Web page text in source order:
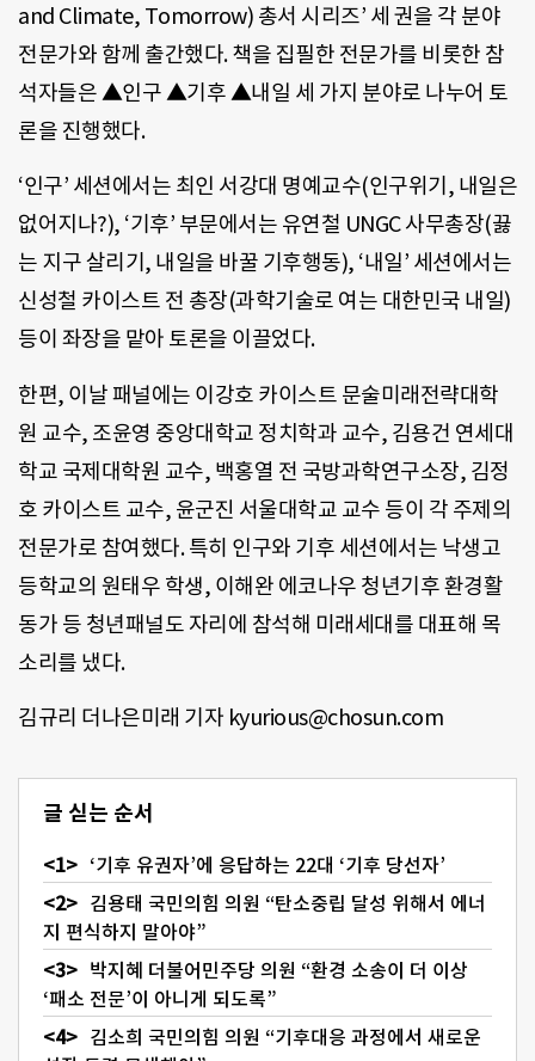
and Climate, Tomorrow) 총서 시리즈’ 세 권을 각 분야
전문가와 함께 출간했다. 책을 집필한 전문가를 비롯한 참
석자들은 ▲인구 ▲기후 ▲내일 세 가지 분야로 나누어 토
론을 진행했다.
‘인구’ 세션에서는 최인 서강대 명예교수(인구위기, 내일은
없어지나?), ‘기후’ 부문에서는 유연철 UNGC 사무총장(끓
는 지구 살리기, 내일을 바꿀 기후행동), ‘내일’ 세션에서는
신성철 카이스트 전 총장(과학기술로 여는 대한민국 내일)
등이 좌장을 맡아 토론을 이끌었다.
한편, 이날 패널에는 이강호 카이스트 문술미래전략대학
원 교수, 조윤영 중앙대학교 정치학과 교수, 김용건 연세대
학교 국제대학원 교수, 백홍열 전 국방과학연구소장, 김정
호 카이스트 교수, 윤군진 서울대학교 교수 등이 각 주제의
전문가로 참여했다. 특히 인구와 기후 세션에서는 낙생고
등학교의 원태우 학생, 이해완 에코나우 청년기후 환경활
동가 등 청년패널도 자리에 참석해 미래세대를 대표해 목
소리를 냈다.
김규리 더나은미래 기자 kyurious@chosun.com
글 싣는 순서
‘기후 유권자’에 응답하는 22대 ‘기후 당선자’
김용태 국민의힘 의원 “탄소중립 달성 위해서 에너
지 편식하지 말아야”
박지혜 더불어민주당 의원 “환경 소송이 더 이상
‘패소 전문’이 아니게 되도록”
김소희 국민의힘 의원 “기후대응 과정에서 새로운